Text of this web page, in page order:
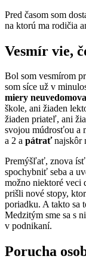
Pred časom som
na ktorú ma rodičia
Vesmír vie,
Bol som vesmírom
som síce už v
miery
škole, ani žiaden
žiaden priateľ, ani
svojou múdrosťou a
a 2 a pátraťnajskôr
Premýšľať, znova
spochybniť seba a
možno niektoré veci
prišli nové stopy,
poriadku. A takto sa
Medzitým sme sa s
v podnikaní.
Porucha